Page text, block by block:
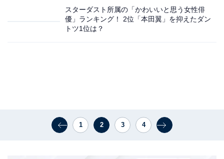
スターダスト所属の「かわいいと思う女性俳
優」ランキング！ 2位「本田翼」を抑えたダン
トツ1位は？
1 2 3 4